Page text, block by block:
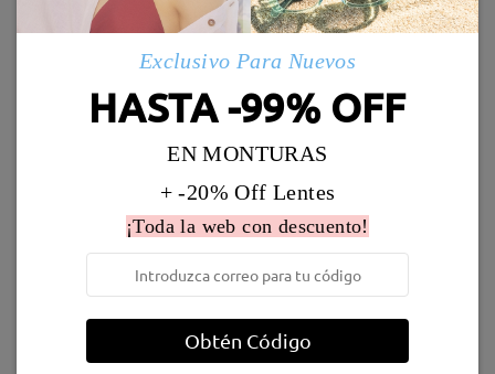
5-7 días laborales
detalles
Llegado
24,95 € F907
Exclusivo Para Nuevos
HASTA -99% OFF
EN MONTURAS
+ -20% Off Lentes
¡Toda la web con descuento!
Obtén Código